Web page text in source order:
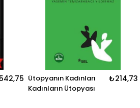
Ütopyanın Kadınları
Kadınların Ütopyası
₺214,73